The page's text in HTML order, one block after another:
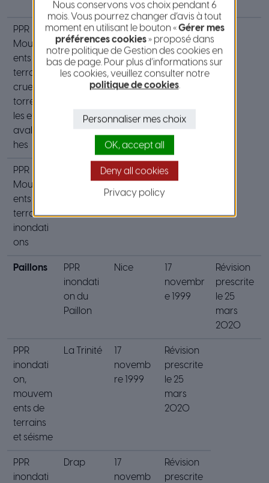
hes
PPR
Mouvem
ents de
terrain,
crues
torrentiel
les et
avalanc
hes
Valdeblo
re
12 mars
2008
PPR
Mouvem
ents de
terrain et
inondati
ons
Roquebill
26
re 2001
Paillons
PPR
inondati
on du
Paillon
Nice
17
novembr
e 1999
Révision
prescrite
le 25
mars
2020
PPR
inondati
on,
mouvem
ents de
terrains
et séisme
La Trinité
17
novemb
re 1999
Révision
prescrite
le 25
mars
2020
PPR
inondati
Drap
17
novemb
Révision
prescrite
Nous conservons vos choix pendant 6
mois. Vous pourrez changer d’avis à tout
moment en utilisant le bouton «Gérer mes
préférences cookies» proposé dans
notre politique de Gestion des cookies en
bas de page. Pour plus d’informations sur
les cookies, veuillez consulter notre
politique de cookies.
Personnaliser mes choix
OK, accept all
Deny all cookies
Privacy policy